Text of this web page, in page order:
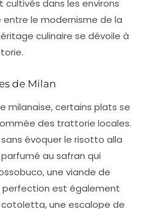
cultivés dans les environs
entre le modernisme de la
culinaire se dévoile à
.
de Milan
milanaise, certains plats se
des trattorie locales.
évoquer le risotto alla
au safran qui
, une viande de
est également
cotoletta, une escalope de